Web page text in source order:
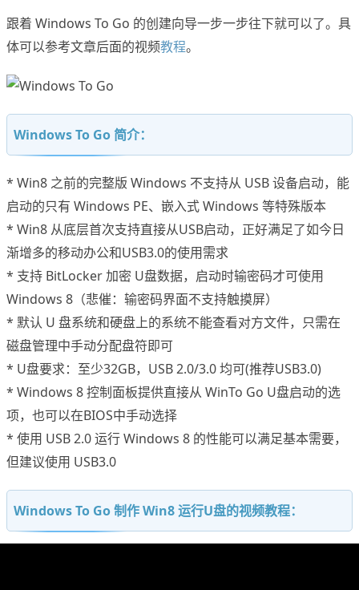
跟着 Windows To Go 的创建向导一步一步往下就可以了。具
体可以参考文章后面的视频教程。
Windows To Go 简介：
* Win8 之前的完整版 Windows 不支持从 USB 设备启动，能
启动的只有 Windows PE、嵌入式 Windows 等特殊版本
* Win8 从底层首次支持直接从USB启动，正好满足了如今日
渐增多的移动办公和USB3.0的使用需求
* 支持 BitLocker 加密 U盘数据，启动时输密码才可使用
Windows 8（悲催：输密码界面不支持触摸屏）
* 默认 U 盘系统和硬盘上的系统不能查看对方文件，只需在
磁盘管理中手动分配盘符即可
* U盘要求：至少32GB，USB 2.0/3.0 均可(推荐USB3.0)
* Windows 8 控制面板提供直接从 WinTo Go U盘启动的选
项，也可以在BIOS中手动选择
* 使用 USB 2.0 运行 Windows 8 的性能可以满足基本需要，
但建议使用 USB3.0
Windows To Go 制作 Win8 运行U盘的视频教程：